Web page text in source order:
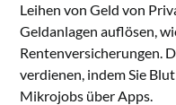
Leihen von Geld von
Geldanlagen auflösen,
Rentenversicherungen.
verdienen, indem Sie
Mikrojobs über Apps.